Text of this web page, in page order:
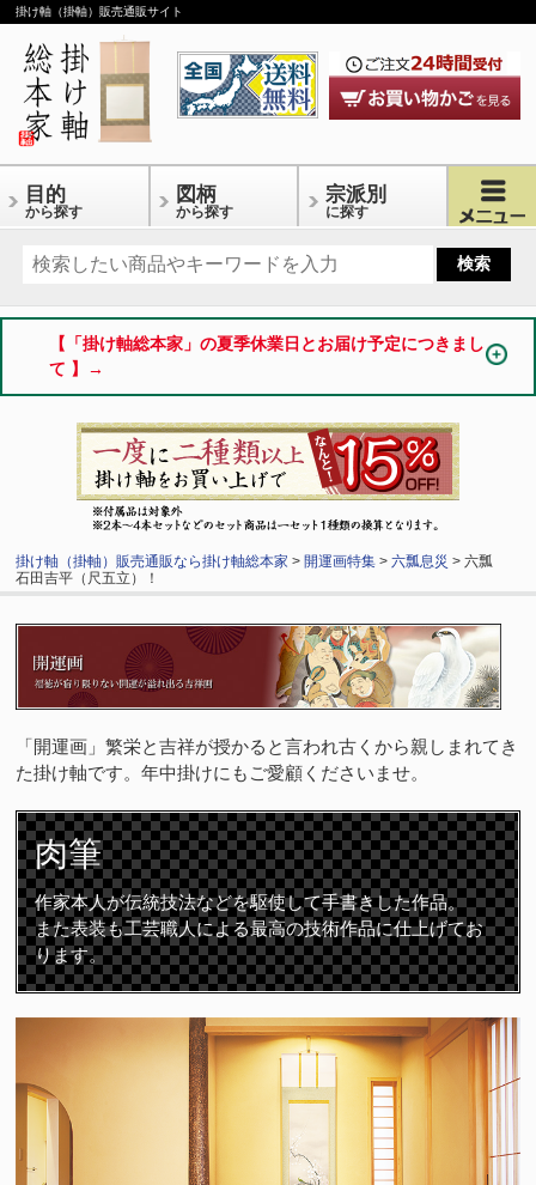
掛け軸（掛軸）販売通販サイト
目的
から探す
図柄
から探す
宗派別
に探す
【「掛け軸総本家」の夏季休業日とお届け予定につきまし
て 】→
掛け軸（掛軸）販売通販なら掛け軸総本家 > 開運画特集 >六瓢息災 > 六瓢
石田吉平（尺五立）！
「開運画」繁栄と吉祥が授かると言われ古くから親しまれてき
た掛け軸です。年中掛けにもご愛顧くださいませ。
肉筆
作家本人が伝統技法などを駆使して手書きした作品。
また表装も工芸職人による最高の技術作品に仕上げてお
ります。